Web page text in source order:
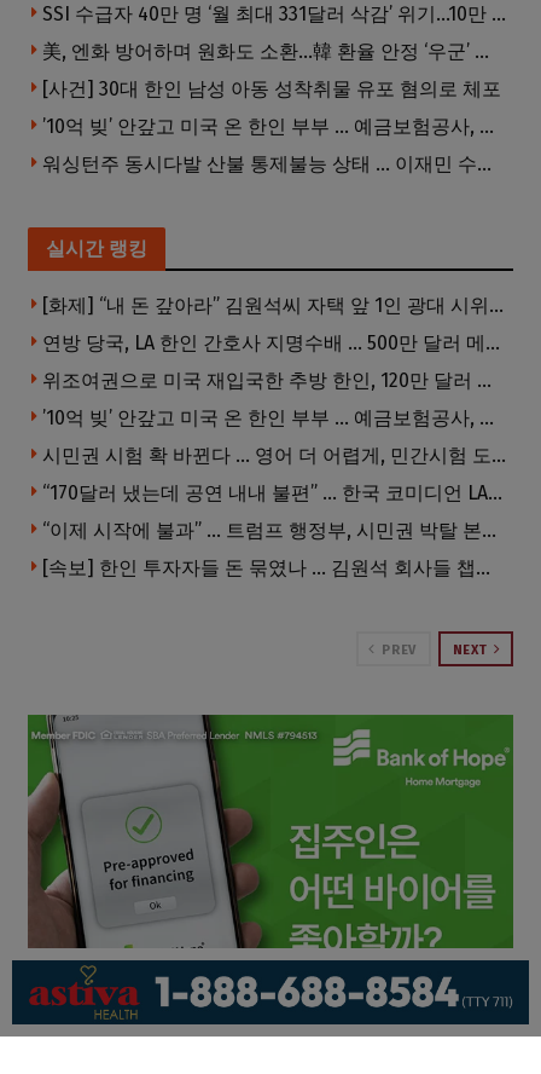
SSI 수급자 40만 명 ‘월 최대 331달러 삭감’ 위기…10만 명은 수급자격 상실
美, 엔화 방어하며 원화도 소환…韓 환율 안정 ‘우군’ 되나
[사건] 30대 한인 남성 아동 성착취물 유포 혐의로 체포
’10억 빚’ 안갚고 미국 온 한인 부부 … 예금보험공사, 미국서 소송
워싱턴주 동시다발 산불 통제불능 상태 … 이재민 수십만명
실시간 랭킹
[화제] “내 돈 갚아라” 김원석씨 자택 앞 1인 광대 시위 … 한인 투자사, “108만 달러 못받아”
연방 당국, LA 한인 간호사 지명수배 … 500만 달러 메디캐어 사기, 선고 직전 한국 도주
위조여권으로 미국 재입국한 추방 한인, 120만 달러 은행 사기 행각
’10억 빚’ 안갚고 미국 온 한인 부부 … 예금보험공사, 미국서 소송
시민권 시험 확 바뀐다 … 영어 더 어렵게, 민간시험 도입 추진
“170달러 냈는데 공연 내내 불편” … 한국 코미디언 LA공연, 음향 불량에 외모 비하 개그 논란
“이제 시작에 불과” … 트럼프 행정부, 시민권 박탈 본격화
[속보] 한인 투자자들 돈 묶였나 … 김원석 회사들 챕터7 강제파산·자진파산 잇따라 신청
PREV NEXT